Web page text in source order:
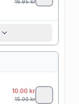
16.95kr
10.00 kr
15.00kr